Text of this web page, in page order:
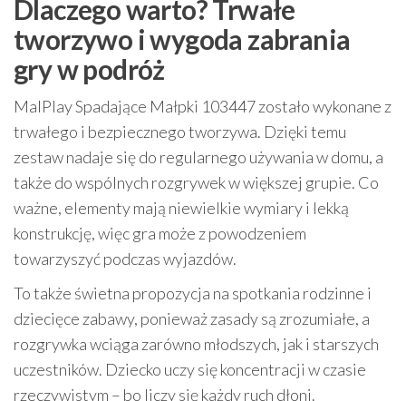
Dlaczego warto? Trwałe
tworzywo i wygoda zabrania
gry w podróż
MalPlay Spadające Małpki 103447 zostało wykonane z
trwałego i bezpiecznego tworzywa. Dzięki temu
zestaw nadaje się do regularnego używania w domu, a
także do wspólnych rozgrywek w większej grupie. Co
ważne, elementy mają niewielkie wymiary i lekką
konstrukcję, więc gra może z powodzeniem
towarzyszyć podczas wyjazdów.
To także świetna propozycja na spotkania rodzinne i
dziecięce zabawy, ponieważ zasady są zrozumiałe, a
rozgrywka wciąga zarówno młodszych, jak i starszych
uczestników. Dziecko uczy się koncentracji w czasie
rzeczywistym – bo liczy się każdy ruch dłoni.